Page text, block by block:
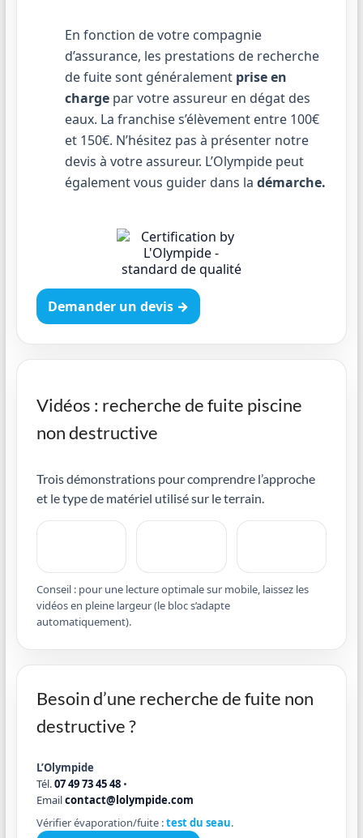
En fonction de votre compagnie
d’assurance, les prestations de recherche
de fuite sont généralement prise en
chargepar votre assureur en dégat des
eaux. La franchise s’élèvement entre 100€
et 150€. N’hésitez pas à présenter notre
devis à votre assureur. L’Olympide peut
également vous guider dans la démarche.
Demander un devis →
Vidéos : recherche de fuite piscine
non destructive
Trois démonstrations pour comprendre l’approche
et le type de matériel utilisé sur le terrain.
Conseil : pour une lecture optimale sur mobile, laissez les
vidéos en pleine largeur (le bloc s’adapte
automatiquement).
Besoin d’une recherche de fuite non
destructive ?
L’Olympide
Tél.07 49 73 45 48•
Emailcontact@lolympide.com
Vérifier évaporation/fuite :test du seau.